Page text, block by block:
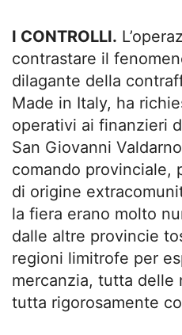
I CONTROLLI.
contrastare il
dilagante della
Made in Italy, ha
operativi ai finanzieri
San Giovanni
comando provinciale,
di origine
la fiera erano molto
dalle altre provincie
regioni limitrofe per
mercanzia, tutta delle
tutta rigorosamente